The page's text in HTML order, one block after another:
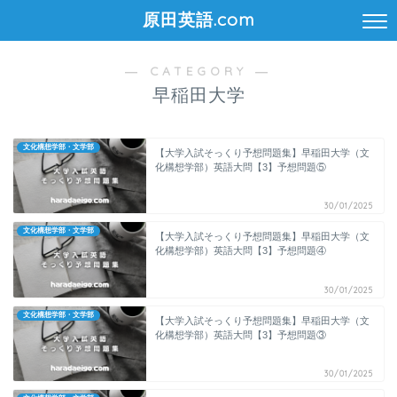
原田英語.com
― CATEGORY ―
早稲田大学
文化構想学部・文学部
【大学入試そっくり予想問題集】早稲田大学（文
化構想学部）英語大問【3】予想問題⑤
30/01/2025
文化構想学部・文学部
【大学入試そっくり予想問題集】早稲田大学（文
化構想学部）英語大問【3】予想問題④
30/01/2025
文化構想学部・文学部
【大学入試そっくり予想問題集】早稲田大学（文
化構想学部）英語大問【3】予想問題③
30/01/2025